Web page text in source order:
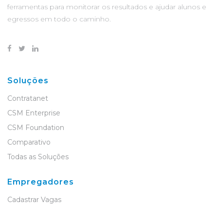
ferramentas para monitorar os resultados e ajudar alunos e
egressos em todo o caminho.
Soluções
Contratanet
CSM Enterprise
CSM Foundation
Comparativo
Todas as Soluções
Empregadores
Cadastrar Vagas